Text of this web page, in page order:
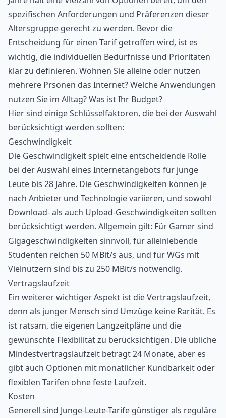
spezifischen Anforderungen und Präferenzen dieser
Altersgruppe gerecht zu werden. Bevor die
Entscheidung für einen Tarif getroffen wird, ist es
wichtig, die individuellen Bedürfnisse und Prioritäten
klar zu definieren. Wohnen Sie alleine oder nutzen
mehrere Prsonen das Internet? Welche Anwendungen
nutzen Sie im Alltag? Was ist Ihr Budget?
Hier sind einige Schlüsselfaktoren, die bei der Auswahl
berücksichtigt werden sollten:
Geschwindigkeit
Die Geschwindigkeit spielt eine entscheidende Rolle
bei der Auswahl eines Internetangebots für junge
Leute bis 28 Jahre. Die Geschwindigkeiten können je
nach Anbieter und Technologie variieren, und sowohl
Download- als auch Upload-Geschwindigkeiten sollten
berücksichtigt werden. Allgemein gilt: Für Gamer sind
Gigageschwindigkeiten sinnvoll, für alleinlebende
Studenten reichen 50 MBit/s aus, und für WGs mit
Vielnutzern sind bis zu 250 MBit/s notwendig.
Vertragslaufzeit
Ein weiterer wichtiger Aspekt ist die Vertragslaufzeit,
denn als junger Mensch sind Umzüge keine Rarität. Es
ist ratsam, die eigenen Langzeitpläne und die
gewünschte Flexibilität zu berücksichtigen. Die übliche
Mindestvertragslaufzeit beträgt 24 Monate, aber es
gibt auch Optionen mit monatlicher Kündbarkeit oder
flexiblen Tarifen ohne feste Laufzeit.
Kosten
Generell sind Junge-Leute-Tarife günstiger als reguläre